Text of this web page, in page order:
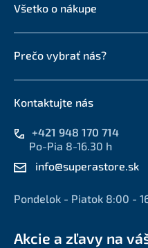
Všetko o nákupe
Prečo vybrať nás?
Kontaktujte nás
+421 948 170 714
Po-Pia 8-16.30 h
info@superastore.sk
Pondelok - Piatok 8:00 -
Akcie a zľavy na